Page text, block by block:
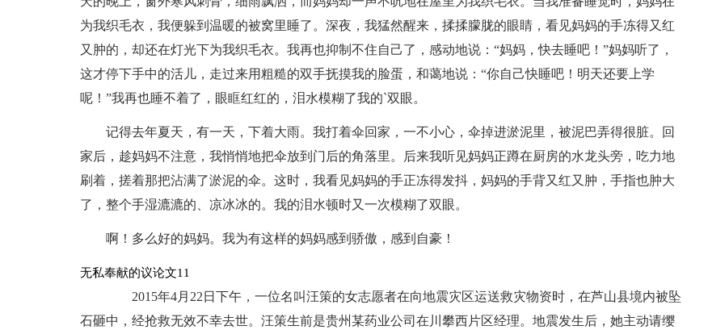
为我织毛衣，我便躲到温暖的被窝里睡了。深夜，我猛然醒来，揉揉朦胧的眼睛，看见妈妈的手冻得又红
又肿的，却还在灯光下为我织毛衣。我再也抑制不住自己了，感动地说：“妈妈，快去睡吧！”妈妈听了，
这才停下手中的活儿，走过来用粗糙的双手抚摸我的脸蛋，和蔼地说：“你自己快睡吧！明天还要上学
呢！”我再也睡不着了，眼眶红红的，泪水模糊了我的`双眼。
记得去年夏天，有一天，下着大雨。我打着伞回家，一不小心，伞掉进淤泥里，被泥巴弄得很脏。回
家后，趁妈妈不注意，我悄悄地把伞放到门后的角落里。后来我听见妈妈正蹲在厨房的水龙头旁，吃力地
刷着，搓着那把沾满了淤泥的伞。这时，我看见妈妈的手正冻得发抖，妈妈的手背又红又肿，手指也肿大
了，整个手湿漉漉的、凉冰冰的。我的泪水顿时又一次模糊了双眼。
啊！多么好的妈妈。我为有这样的妈妈感到骄傲，感到自豪！
无私奉献的议论文11
2015年4月22日下午，一位名叫汪策的女志愿者在向地震灾区运送救灾物资时，在芦山县境内被坠
石砸中，经抢救无效不幸去世。汪策生前是贵州某药业公司在川攀西片区经理。地震发生后，她主动请缨